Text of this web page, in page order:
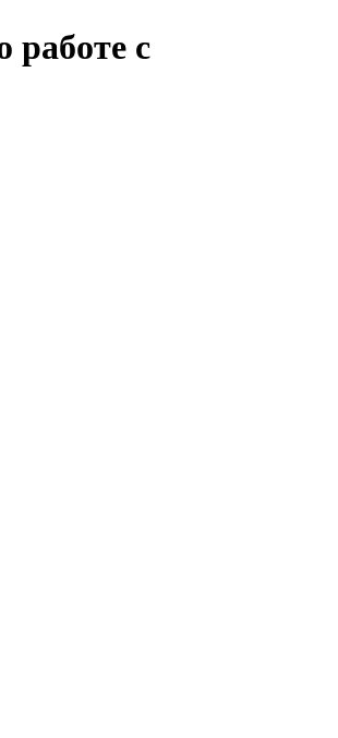
работе с